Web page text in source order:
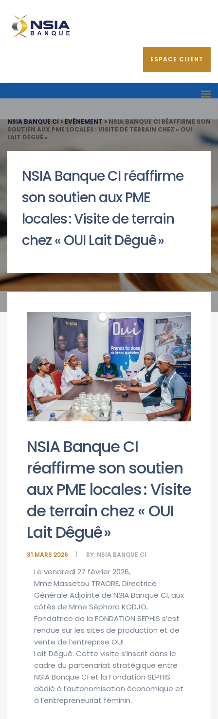
ESPACE CLIENT
NSIA BANQUE CI>EVÈNEMENT>NSIA BANQUE CI RÉAFFIRME SON
SOUTIEN AUX PME LOCALES : VISITE DE TERRAIN CHEZ « OUI
LAIT DÊGUÊ »
NSIA Banque CI réaffirme
son soutien aux PME
locales : Visite de terrain
chez « OUI Lait Dêguê »
NSIA Banque CI
réaffirme son soutien
aux PME locales : Visite
de terrain chez « OUI
Lait Dêguê »
31 MARS 2026 BY: NSIA BANQUE CI
Le vendredi 27 février 2026,
MmeMassetou TRAORE, Directrice
Générale Adjointe de NSIA Banque CI, aux
côtés de Mme Séphora KODJO,
Fondatrice de la FONDATION SEPHIS s’est
rendue sur les sites de production et de
vente de l’entreprise OUI
Lait Dêguê. Cette visite s’inscrit dans le
cadre du partenariat stratégique entre
NSIA Banque CI et la Fondation SEPHIS
dédié à l’autonomisation économique et
à l’entrepreneuriat féminin.